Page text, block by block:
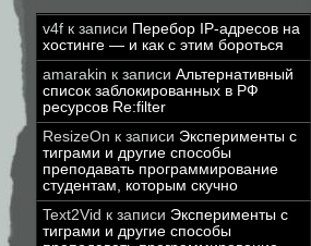
v4f к записи Перебор IP-адресов на
хостинге — и как с этим бороться
amarakin к записи Альтернативный
список заблокированных в РФ
ресурсов Re:filter
ResizeOn к записи Эксперименты с
тиграми и другие способы
преподавать программирование
студентам, которым скучно
Text2Vid к записи Эксперименты с
тиграми и другие способы